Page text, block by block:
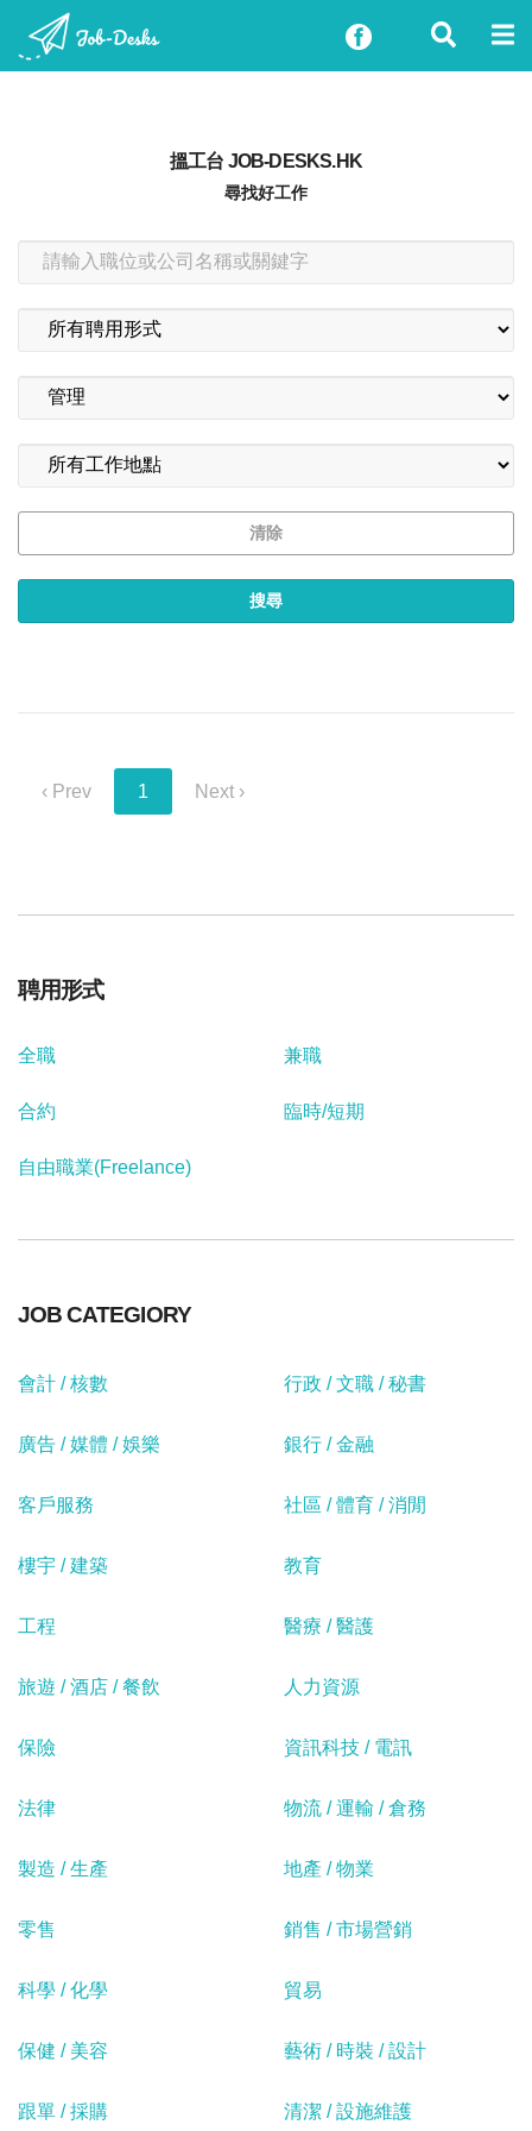
搵工台 JOB-DESKS.HK
尋找好工作
清除
‹ Prev 1 Next ›
聘用形式
全職 兼職
合約 臨時/短期
自由職業(Freelance)
JOB CATEGIORY
會計 / 核數 行政 / 文職 / 秘書
廣告 / 媒體 / 娛樂 銀行 / 金融
客戶服務 社區 / 體育 / 消閒
樓宇 / 建築 教育
工程 醫療 / 醫護
旅遊 / 酒店 / 餐飲 人力資源
保險 資訊科技 / 電訊
法律 物流 / 運輸 / 倉務
製造 / 生產 地產 / 物業
零售 銷售 / 市場營銷
科學 / 化學 貿易
保健 / 美容 藝術 / 時裝 / 設計
跟單 / 採購 清潔 / 設施維護